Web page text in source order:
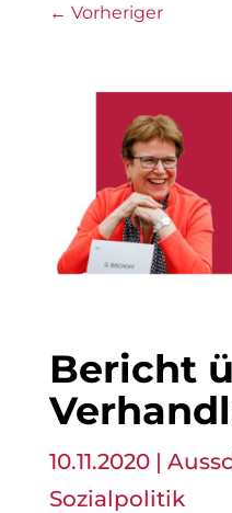
← Vorheriger
Bericht
10.11.2020|
Sozialpolitik